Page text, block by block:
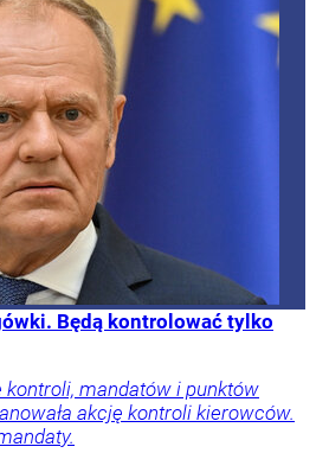
Będą kontrolować tylko
kontroli, mandatów i punktów
akcję kontroli kierowców.